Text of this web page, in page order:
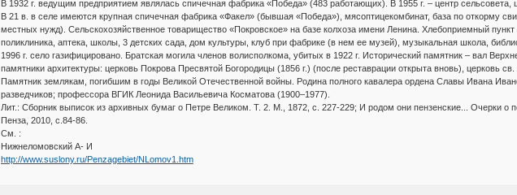
В 1932 г. ведущим предприятием являлась спичечная фабрика «Победа» (483 работающих). В 1955 г. – центр
В 21 в. в селе имеются крупная спичечная фабрика «Факел» (бывшая «Победа»), мясоптицекомбинат, база по откорму
местных нужд). Сельскохозяйственное товарищество «Покровское» на базе колхоза имени Ленина. Хлебоприемный
поликлиника, аптека, школы, 3 детских сада, дом культуры, клуб при фабрике (в нем ее музей), музыкальная школа,
1996 г. село газифицировано. Братская могила членов волисполкома, убитых в 1922 г. Исторический памятник – вал
памятники архитектуры: церковь Покрова Пресвятой Богородицы (1856 г.) (после реставрации открыта вновь), церковь св.
Памятник землякам, погибшим в годы Великой Отечественной войны. Родина полного кавалера ордена Славы Ивана
разведчиков; профессора ВГИК Леонида Васильевича Косматова (1900–1977).
Лит.: Сборник выписок из архивных бумаг о Петре Великом. Т. 2. М., 1872, с. 227-229; И родом они пензенские... Очерки
Пенза, 2010, с.84-86.
См. :
Нижнеломовский А- И
http://www.suslony.ru/Penzagebiet/NLomov1.htm